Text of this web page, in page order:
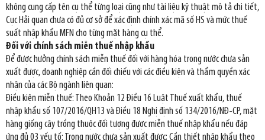
không cung cấp tên cụ thể từng loại cũng như tài liệu kỹ thuật mô tả chi tiết,
Cục Hải quan chưa có đủ cơ sở để xác định chính xác mã số HS và mức thuế
suất nhập khẩu MFN cho từng mặt hàng cụ thể.
Đối với chính sách miễn thuế nhập khẩu
Để được hưởng chính sách miễn thuế đối với hàng hóa trong nước chưa sản
xuất được, doanh nghiệp cần đối chiếu với các điều kiện và thẩm quyền xác
nhận của các Bộ ngành liên quan:
Điều kiện miễn thuế: Theo Khoản 12 Điều 16 Luật Thuế xuất khẩu, thuế
nhập khẩu số 107/2016/QH13 và Điều 18 Nghị định số 134/2016/NĐ-CP, mặt
hàng giống cây trồng thuộc đối tượng được miễn thuế nhập khẩu nếu đáp
ứng đủ 03 yếu tố: Trong nước chưa sản xuất được; Cần thiết nhập khẩu theo